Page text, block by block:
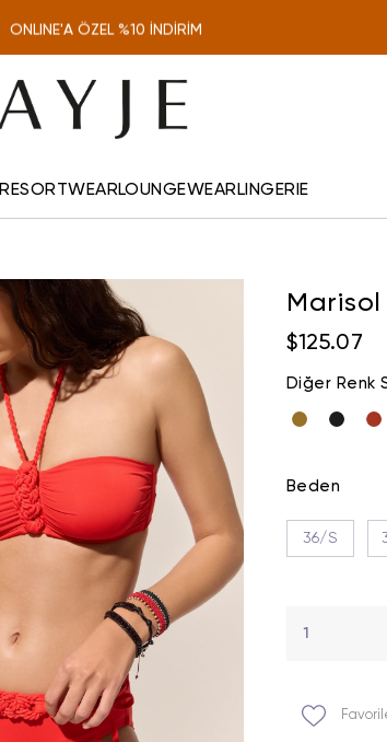
ONLINE'A ÖZEL %10 İNDİRİM
RESORTWEARLOUNGEWEARLINGERIE
$125.07
Diğer Renk
Beden
36/S